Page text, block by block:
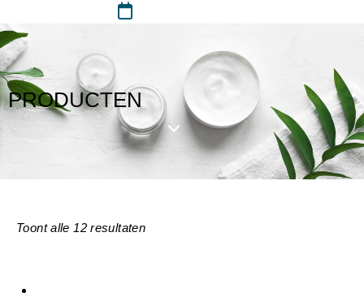
PRODUCTEN
Toont alle 12 resultaten